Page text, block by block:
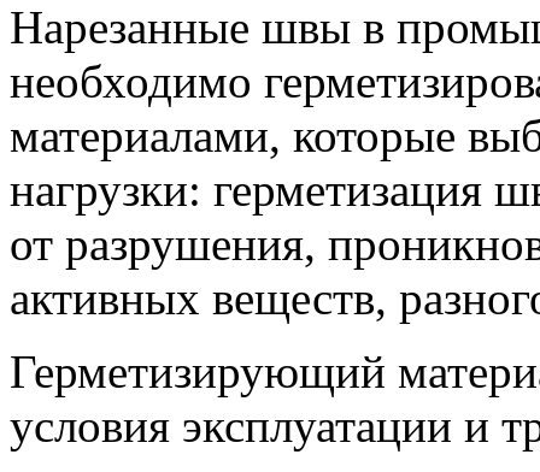
Нарезанные швы в
необходимо
материалами, которые
нагрузки: герметизация
от разрушения,
активных веществ,
Герметизирующий
условия эксплуатации и